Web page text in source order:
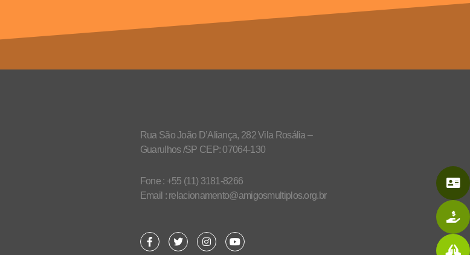
Rua São João D’Aliança, 282 Vila Rosália –
Guarulhos /SP CEP: 07064-130
Fone : +55 (11) 3181-8266
Email : relacionamento@amigosmultiplos.org.br